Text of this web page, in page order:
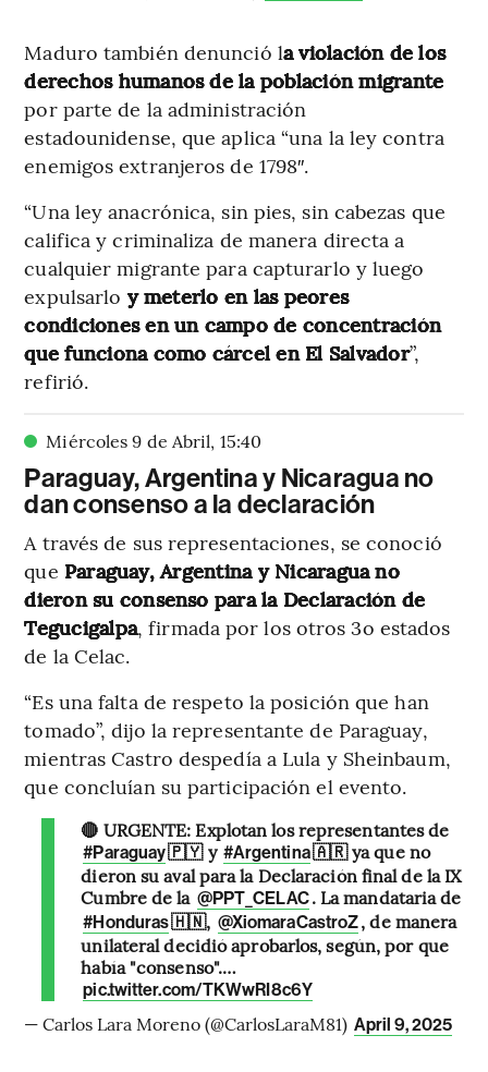
Maduro también denunció la violación de los
derechos humanos de la población migrante
por parte de la administración
estadounidense, que aplica “una la ley contra
enemigos extranjeros de 1798″.
“Una ley anacrónica, sin pies, sin cabezas que
califica y criminaliza de manera directa a
cualquier migrante para capturarlo y luego
expulsarlo y meterlo en las peores
condiciones en un campo de concentración
que funciona como cárcel en El Salvador”,
refirió.
Miércoles 9 de Abril, 15:40
Paraguay, Argentina y Nicaragua no
dan consenso a la declaración
A través de sus representaciones, se conoció
que Paraguay, Argentina y Nicaragua no
dieron su consenso para la Declaración de
Tegucigalpa, firmada por los otros 3o estados
de la Celac.
“Es una falta de respeto la posición que han
tomado”, dijo la representante de Paraguay,
mientras Castro despedía a Lula y Sheinbaum,
que concluían su participación el evento.
🔴 URGENTE: Explotan los representantes de
#Paraguay🇵🇾 y #Argentina🇦🇷 ya que no
dieron su aval para la Declaración final de la IX
Cumbre de la @PPT_CELAC. La mandataria de
#Honduras🇭🇳, @XiomaraCastroZ, de manera
unilateral decidió aprobarlos, según, por que
había "consenso".…
pic.twitter.com/TKWwRI8c6Y
— Carlos Lara Moreno (@CarlosLaraM81) April 9, 2025